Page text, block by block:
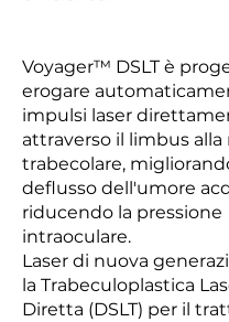
Voyager™ DSLT è
erogare
impulsi laser
attraverso il limbus alla
trabecolare,
deflusso dell'umore
riducendo la pressione
intraoculare.
Laser di nuova
la Trabeculoplastica
Diretta (DSLT) per il